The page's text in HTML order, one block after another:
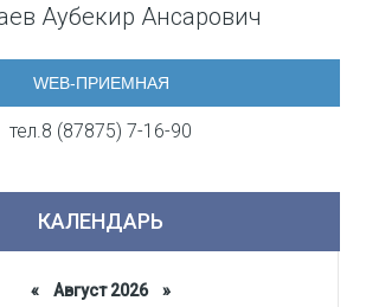
Аубекир Ансарович
WEB-ПРИЕМНАЯ
тел.8 (87875) 7-16-90
КАЛЕНДАРЬ
«Август 2026 »